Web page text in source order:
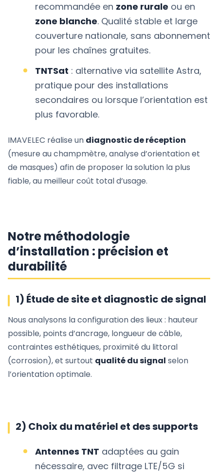
recommandée en zone rurale ou en
zone blanche. Qualité stable et large
couverture nationale, sans abonnement
pour les chaînes gratuites.
TNTSat : alternative via satellite Astra,
pratique pour des installations
secondaires ou lorsque l’orientation est
plus favorable.
IMAVELEC réalise un diagnostic de réception
(mesure au champmètre, analyse d’orientation et
de masques) afin de proposer la solution la plus
fiable, au meilleur coût total d’usage.
Notre méthodologie
d’installation : précision et
durabilité
1) Étude de site et diagnostic de signal
Nous analysons la configuration des lieux : hauteur
possible, points d’ancrage, longueur de câble,
contraintes esthétiques, proximité du littoral
(corrosion), et surtout qualité du signal selon
l’orientation optimale.
2) Choix du matériel et des supports
Antennes TNT adaptées au gain
nécessaire, avec filtrage LTE/5G si